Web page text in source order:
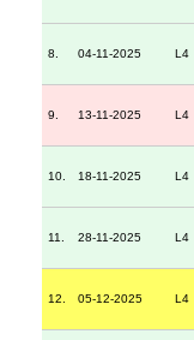
8. 04-11-2025 L4
9. 13-11-2025 L4
10. 18-11-2025 L4
11. 28-11-2025 L4
12. 05-12-2025 L4